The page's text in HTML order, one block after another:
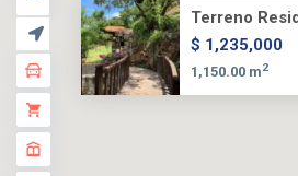
Terreno
$ 1,235,000
1,150.00 m2